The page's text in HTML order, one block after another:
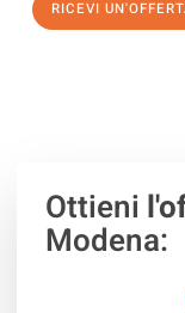
RICEVI
Ottieni
Modena: